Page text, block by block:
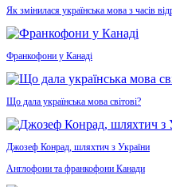
Як змінилася українська мова з часів
Франкофони у Канаді
Що дала українська мова світові?
Джозеф Конрад, шляхтич з України
Англофони та франкофони Канади